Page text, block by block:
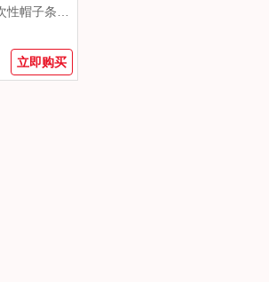
立即购买